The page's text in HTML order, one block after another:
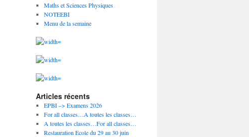
Maths et Sciences Physiques
NOTEEBI
Menu de la semaine
Articles récents
EPBI –> Examens 2026
For all classes…A toutes les classes…
A toutes les classes…For all classes…
Restauration Ecole du 29 au 30 juin